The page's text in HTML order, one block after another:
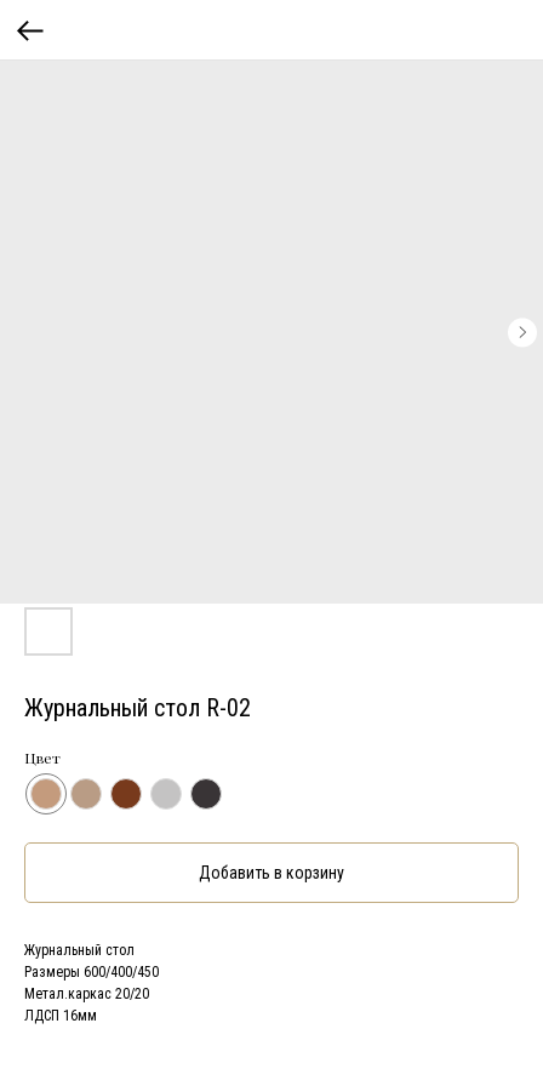
Журнальный стол R-02
Цвет
Добавить в корзину
Журнальный стол
Размеры 600/400/450
Метал.каркас 20/20
ЛДСП 16мм